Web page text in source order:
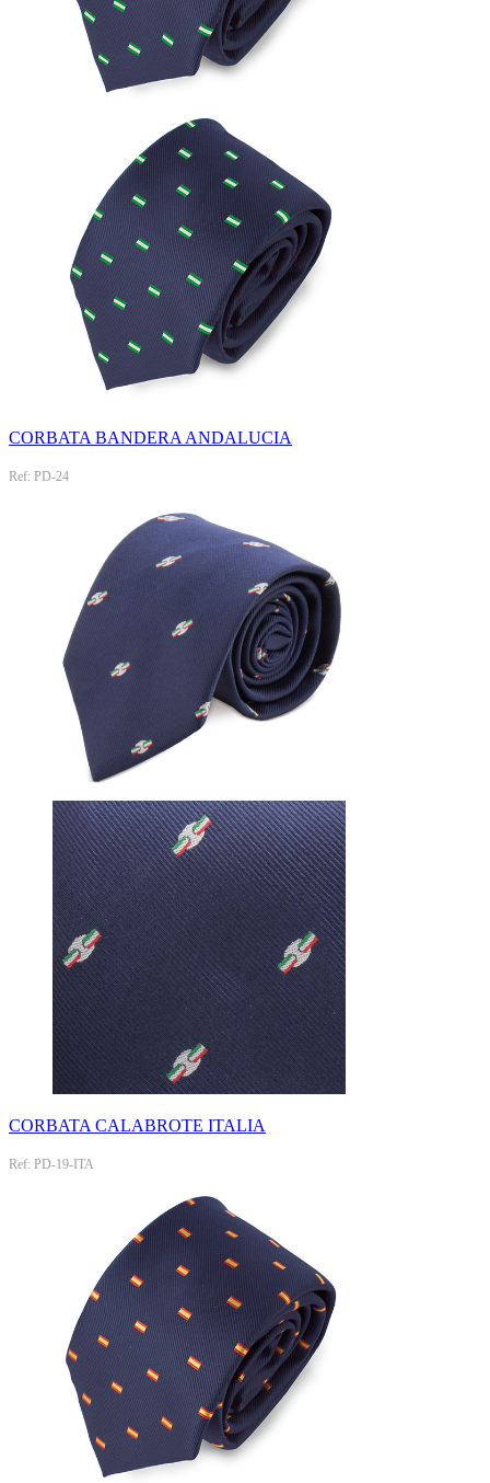
CORBATA BANDERA ANDALUCIA
Ref: PD-24
CORBATA CALABROTE ITALIA
Ref: PD-19-ITA